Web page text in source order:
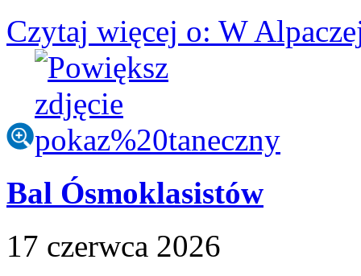
Czytaj więcej o: W
Bal Ósmoklasistów
17 czerwca 2026